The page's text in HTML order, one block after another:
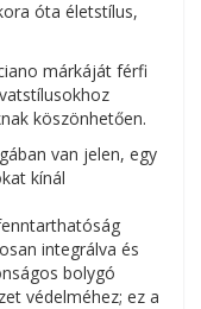
óta életstílus,
márkáját férfi
köszönhetően.
van jelen, egy
kínál
integrálva és
bolygó
védelméhez; ez a